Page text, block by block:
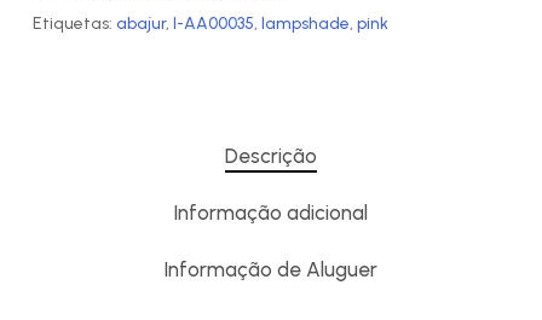
Etiquetas: abajur, I-AA00035, lampshade, pink
Descrição
Informação adicional
Informação de Aluguer